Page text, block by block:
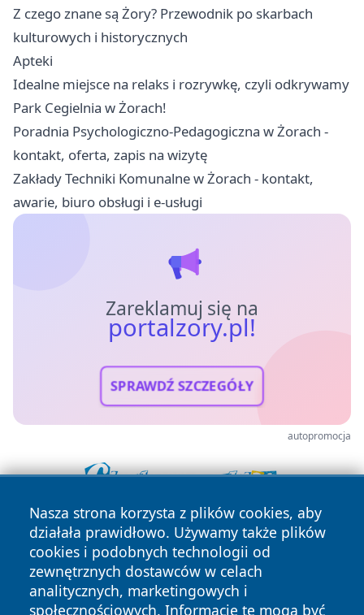
Z czego znane są Żory? Przewodnik po skarbach
kulturowych i historycznych
Apteki
Idealne miejsce na relaks i rozrywkę, czyli odkrywamy
Park Cegielnia w Żorach!
Poradnia Psychologiczno-Pedagogiczna w Żorach -
kontakt, oferta, zapis na wizytę
Zakłady Techniki Komunalne w Żorach - kontakt,
awarie, biuro obsługi i e-usługi
Zareklamuj się na
portalzory.pl!
SPRAWDŹ SZCZEGÓŁY
autopromocja
Nasza strona korzysta z plików cookies, aby
działała prawidłowo. Używamy także plików
cookies i podobnych technologii od
zewnętrznych dostawców w celach
analitycznych, marketingowych i
społecznościowych. Informacje te mogą być